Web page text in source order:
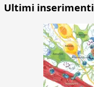
Ultimi inserimenti